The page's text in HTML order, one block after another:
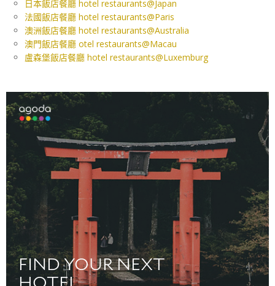
日本飯店餐廳 hotel restaurants@Japan
法國飯店餐廳 hotel restaurants@Paris
澳洲飯店餐廳 hotel restaurants@Australia
澳門飯店餐廳 otel restaurants@Macau
盧森堡飯店餐廳 hotel restaurants@Luxemburg